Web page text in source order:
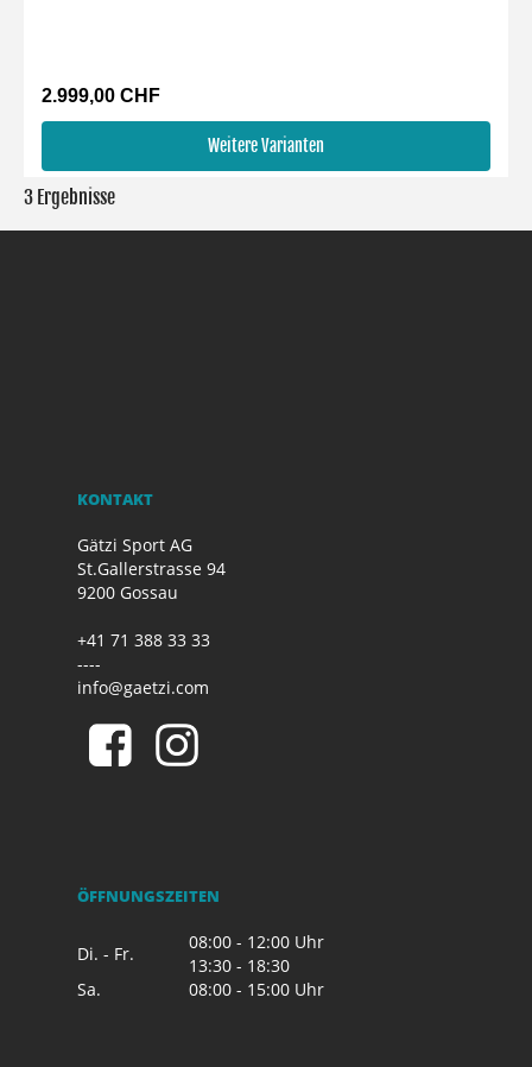
2.999,00 CHF
Weitere Varianten
3 Ergebnisse
KONTAKT
Gätzi Sport AG
St.Gallerstrasse 94
9200 Gossau
+41 71 388 33 33
----
info@gaetzi.com
ÖFFNUNGSZEITEN
Di. - Fr.
08:00 - 12:00 Uhr
13:30 - 18:30
Sa.
08:00 - 15:00 Uhr